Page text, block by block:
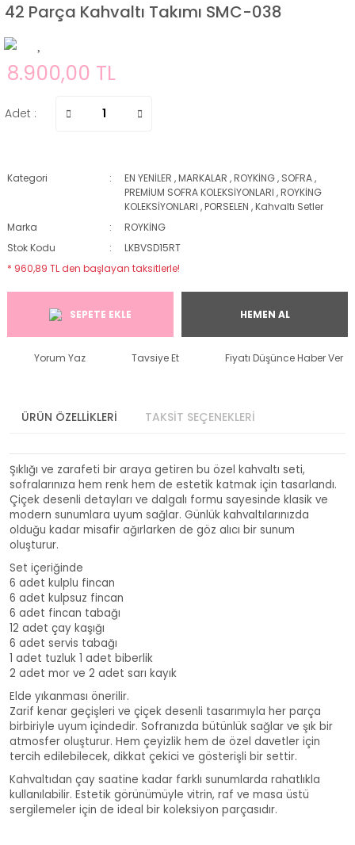
42 Parça Kahvaltı Takımı SMC-038
8.900,00 TL
Adet :
Kategori EN YENİLER ,MARKALAR ,ROYKİNG, SOFRA,
PREMİUM SOFRA KOLEKSİYONLARI ,ROYKİNG
KOLEKSİYONLARI ,PORSELEN ,Kahvaltı Setler
Marka
ROYKİNG
Stok Kodu
LKBVSD15RT
* 960,89 TL den başlayan taksitlerle!
SEPETE EKLE HEMEN AL
Yorum Yaz Tavsiye Et Fiyatı Düşünce Haber Ver
ÜRÜN ÖZELLİKLERİ TAKSİT SEÇENEKLERİ
Şıklığı ve zarafeti bir araya getiren bu özel kahvaltı seti,
sofralarınıza hem renk hem de estetik katmak için tasarlandı.
Çiçek desenli detayları ve dalgalı formu sayesinde klasik ve
modern sunumlara uyum sağlar. Günlük kahvaltılarınızda
olduğu kadar misafir ağırlarken de göz alıcı bir sunum
oluşturur.
Set içeriğinde
6 adet kulplu fincan
6 adet kulpsuz fincan
6 adet fincan tabağı
12 adet çay kaşığı
6 adet servis tabağı
1 adet tuzluk 1 adet biberlik
2 adet mor ve 2 adet sarı kayık
Elde yıkanması önerilir.
Zarif kenar geçişleri ve çiçek desenli tasarımıyla her parça
birbiriyle uyum içindedir. Sofranızda bütünlük sağlar ve şık bir
atmosfer oluşturur. Hem çeyizlik hem de özel davetler için
tercih edilebilecek, dikkat çekici ve gösterişli bir settir.
Kahvaltıdan çay saatine kadar farklı sunumlarda rahatlıkla
kullanılabilir. Estetik görünümüyle vitrin, raf ve masa üstü
sergilemeler için de ideal bir koleksiyon parçasıdır.